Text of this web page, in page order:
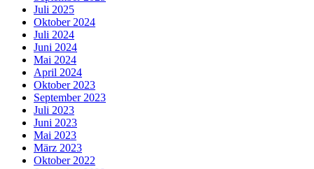
Juli 2025
Oktober 2024
Juli 2024
Juni 2024
Mai 2024
April 2024
Oktober 2023
September 2023
Juli 2023
Juni 2023
Mai 2023
März 2023
Oktober 2022